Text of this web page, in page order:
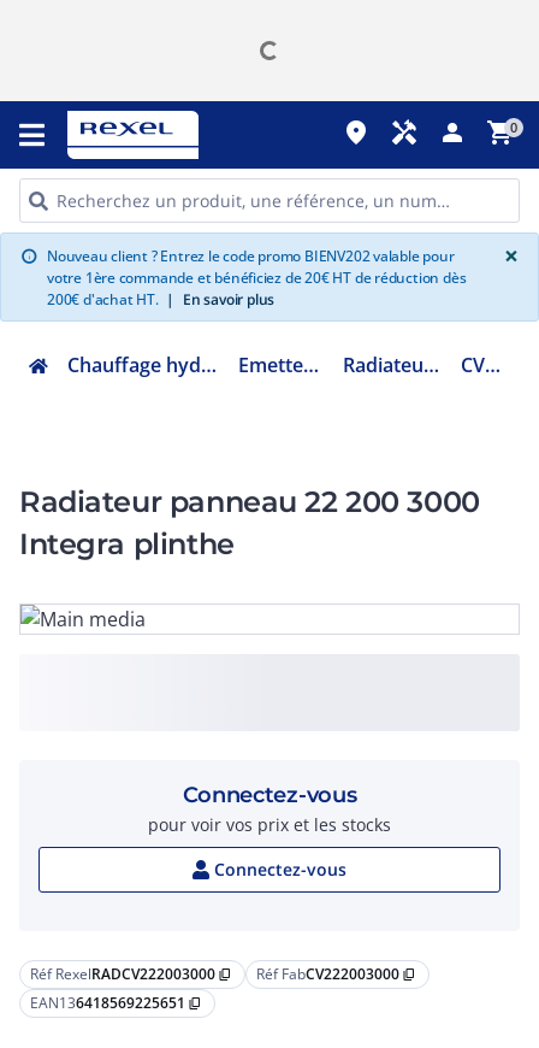
place handyman person shopping_cart0
info Nouveau client ? Entrez le code promo BIENV202 valable pour
votre 1ère commande et bénéficiez de 20€ HT de réduction dès
200€ d'achat HT. | En savoir plus
×
Chauffage hydraulique et plomberie Emetteur eau chaude Radiateur panneau acier CV222003000
Radiateur panneau 22 200 3000
Integra plinthe
Réf RexelRADCV222003000 content_copy Réf FabCV222003000 content_copy
EAN136418569225651 content_copy
Connectez-vous
pour voir vos prix et les stocks
Connectez-vous